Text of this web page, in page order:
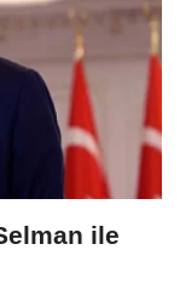
ile